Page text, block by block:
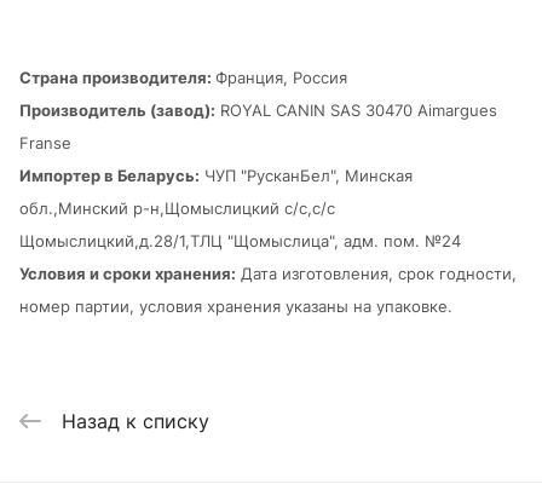
Страна производителя: Франция, Россия
Производитель (завод): ROYAL CANIN SAS 30470 Aimargues
Franse
Импортер в Беларусь: ЧУП "РусканБел", Минская
обл.,Минский р-н,Щомыслицкий с/с,с/с
Щомыслицкий,д.28/1,ТЛЦ "Щомыслица", адм. пом. №24
Условия и сроки хранения: Дата изготовления, срок годности,
номер партии, условия хранения указаны на упаковке.
Назад к списку